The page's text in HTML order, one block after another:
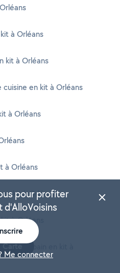
à Orléans
kit à Orléans
en kit à Orléans
à Orléans
à Orléans
kit à Orléans
à Orléans
de bain en kit à
Carte
pour profiter
Me connecter